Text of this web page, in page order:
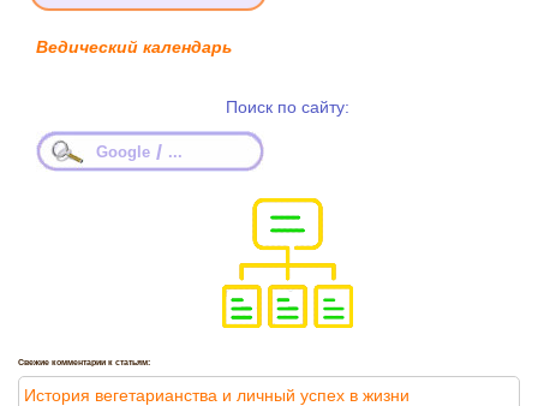
Ведический календарь
Поиск по сайту:
Google / ...
Свежие комментарии к статьям:
История вегетарианства и личный успех в жизни